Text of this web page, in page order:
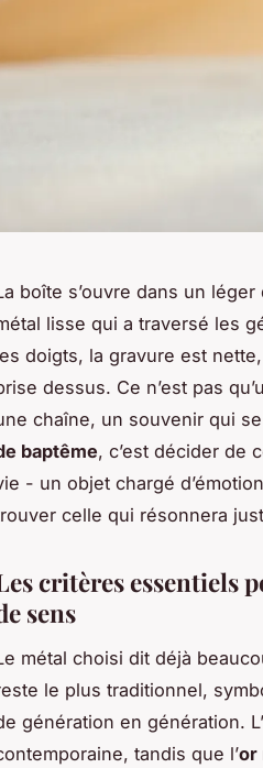
boîte s’ouvre dans un
lisse qui a traversé les
doigts, la gravure est
dessus. Ce n’est pas
chaîne, un souvenir qui
baptême, c’est décider de
- un objet chargé
celle qui résonnera
critères essentiels
sens
métal choisi dit déjà
le plus traditionnel,
génération en génération. L’
tandis que l’or